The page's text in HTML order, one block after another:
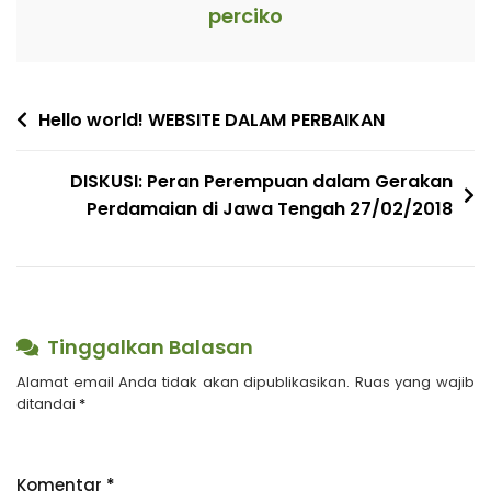
perciko
Navigasi
Hello world! WEBSITE DALAM PERBAIKAN
DISKUSI: Peran Perempuan dalam Gerakan
Perdamaian di Jawa Tengah 27/02/2018
Tinggalkan Balasan
Alamat email Anda tidak akan dipublikasikan. Ruas yang wajib
ditandai *
Komentar *